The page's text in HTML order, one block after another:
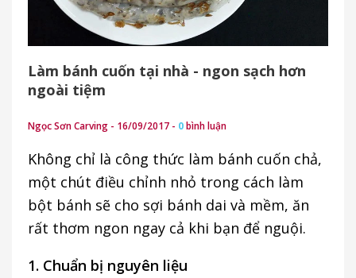
Làm bánh cuốn tại nhà - ngon sạch hơn
ngoài tiệm
Ngọc Sơn Carving - 16/09/2017 - 0bình luận
Không chỉ là công thức làm bánh cuốn chả,
một chút điều chỉnh nhỏ trong cách làm
bột bánh sẽ cho sợi bánh dai và mềm, ăn
rất thơm ngon ngay cả khi bạn để nguội.
1. Chuẩn bị nguyên liệu